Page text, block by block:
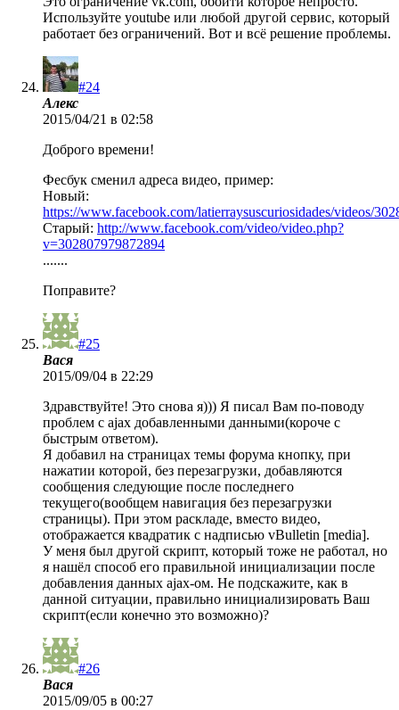
Используйте youtube или любой другой сервис, который
работает без ограничений. Вот и всё решение проблемы.
#24
Алекс
2015/04/21 в 02:58
Доброго времени!
Фесбук сменил адреса видео, пример:
Новый:
https://www.facebook.com/latierraysuscuriosidades/videos/
Старый: http://www.facebook.com/video/video.php?
v=302807979872894
.......
Поправите?
#25
Вася
2015/09/04 в 22:29
Здравствуйте! Это снова я))) Я писал Вам по-поводу
проблем с ajax добавленными данными(короче с
быстрым ответом).
Я добавил на страницах темы форума кнопку, при
нажатии которой, без перезагрузки, добавляются
сообщения следующие после последнего
текущего(вообщем навигация без перезагрузки
страницы). При этом раскладе, вместо видео,
отображается квадратик с надписью vBulletin [media].
У меня был другой скрипт, который тоже не работал, но
я нашёл способ его правильной инициализации после
добавления данных ajax-ом. Не подскажите, как в
данной ситуации, правильно инициализировать Ваш
скрипт(если конечно это возможно)?
#26
Вася
2015/09/05 в 00:27